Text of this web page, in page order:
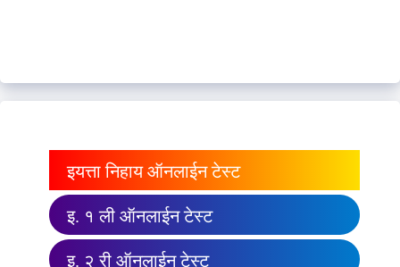
इयत्ता निहाय ऑनलाईन टेस्ट
इ. १ ली ऑनलाईन टेस्ट
इ. २ री ऑनलाईन टेस्ट